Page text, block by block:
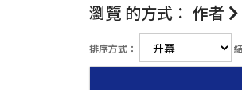
瀏覽 的方式： 作者
排序方式：